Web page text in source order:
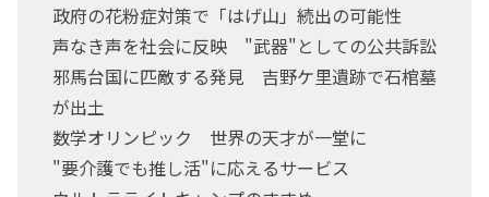
政府の花粉症対策で「はげ山」続出の可能性
声なき声を社会に反映 "武器"としての公共訴訟
邪馬台国に匹敵する発見 吉野ケ里遺跡で石棺墓
が出土
数学オリンピック 世界の天才が一堂に
"要介護でも推し活"に応えるサービス